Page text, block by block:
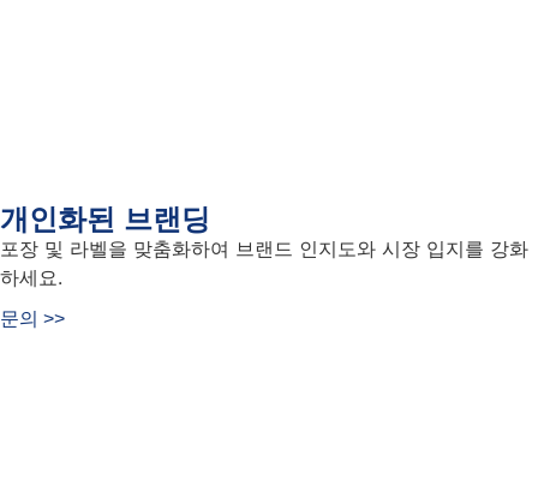
개인화된 브랜딩
포장 및 라벨을 맞춤화하여 브랜드 인지도와 시장 입지를 강화
하세요.
문의 >>